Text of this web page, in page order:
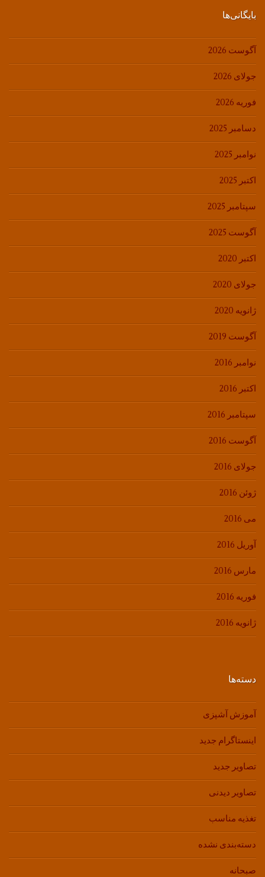
بایگانی‌ها
آگوست 2026
جولای 2026
فوریه 2026
دسامبر 2025
نوامبر 2025
اکتبر 2025
سپتامبر 2025
آگوست 2025
اکتبر 2020
جولای 2020
ژانویه 2020
آگوست 2019
نوامبر 2016
اکتبر 2016
سپتامبر 2016
آگوست 2016
جولای 2016
ژوئن 2016
می 2016
آوریل 2016
مارس 2016
فوریه 2016
ژانویه 2016
دسته‌ها
آموزش آشپزی
اینستاگرام جدید
تصاویر جدید
تصاویر دیدنی
تغذیه مناسب
دسته‌بندی نشده
صبحانه